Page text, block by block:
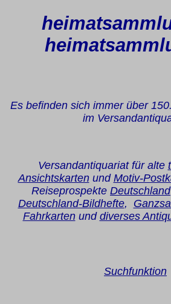
Es befinden sich immer über
im
Versandantiquariat für alte
Ansichtskartenund Motiv-
Reiseprospekte Deutschland
Deutschland-Bildhefte,
Fahrkartenund diverses
Suchfunktion